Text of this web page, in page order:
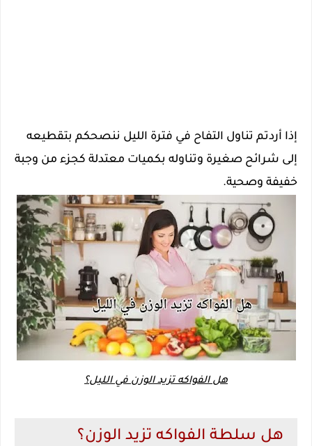
إذا أردتم تناول التفاح في فترة الليل ننصحكم بتقطيعه
إلى شرائح صغيرة وتناوله بكميات معتدلة كجزء من وجبة
خفيفة وصحية.
هل الفواكه تزيد الوزن في الليل؟
هل سلطة الفواكه تزيد الوزن؟